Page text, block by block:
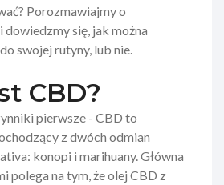
Porozmawiajmy o
się, jak można
swojej rutyny, lub nie.
CBD?
pierwsze - CBD to
z dwóch odmian
konopi i marihuany. Główna
polega na tym, że olej CBD z